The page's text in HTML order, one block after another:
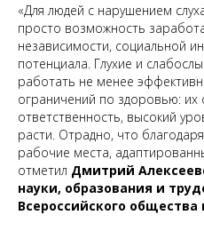
«Для людей с нарушением
просто возможность
независимости, социальной
потенциала. Глухие и
работать не менее
ограничений по здоровью: их
ответственность, высокий
расти. Отрадно, что
рабочие места,
отметил Дмитрий
науки, образования и
Всероссийского общества